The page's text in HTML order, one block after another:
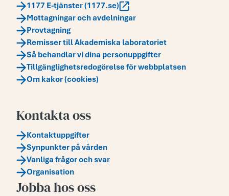
1177 E-tjänster (1177.se)
Mottagningar och avdelningar
Provtagning
Remisser till Akademiska laboratoriet
Så behandlar vi dina personuppgifter
Tillgänglighetsredogörelse för webbplatsen
Om kakor (cookies)
Kontakta oss
Kontaktuppgifter
Synpunkter på vården
Vanliga frågor och svar
Organisation
Jobba hos oss